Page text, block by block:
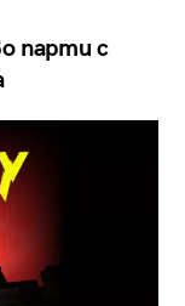
парти с